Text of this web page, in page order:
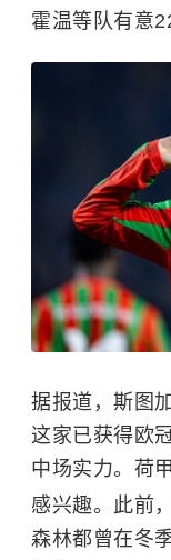
霍温等队有意
据报道，斯图
这家已获得欧
中场实力。荷
感兴趣。此前
森林都曾在冬